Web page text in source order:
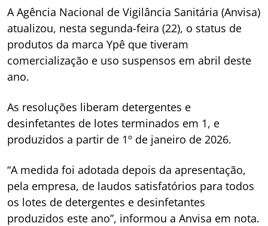
A Agência Nacional de Vigilância Sanitária (Anvisa)
atualizou, nesta segunda-feira (22), o status de
produtos da marca Ypê que tiveram
comercialização e uso suspensos em abril deste
ano.
As resoluções liberam detergentes e
desinfetantes de lotes terminados em 1, e
produzidos a partir de 1º de janeiro de 2026.
“A medida foi adotada depois da apresentação,
pela empresa, de laudos satisfatórios para todos
os lotes de detergentes e desinfetantes
produzidos este ano”, informou a Anvisa em nota.